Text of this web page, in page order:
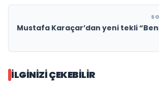
Mustafa Karaçar’dan yeni tekli
İLGINIZI ÇEKEBILIR